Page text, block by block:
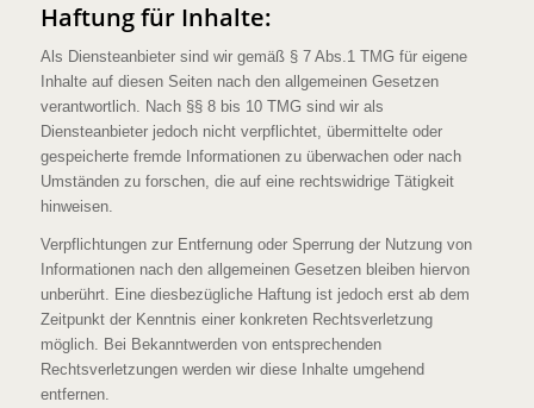
Haftung für Inhalte:
Als Diensteanbieter sind wir gemäß § 7 Abs.1 TMG für eigene
Inhalte auf diesen Seiten nach den allgemeinen Gesetzen
verantwortlich. Nach §§ 8 bis 10 TMG sind wir als
Diensteanbieter jedoch nicht verpflichtet, übermittelte oder
gespeicherte fremde Informationen zu überwachen oder nach
Umständen zu forschen, die auf eine rechtswidrige Tätigkeit
hinweisen.
Verpflichtungen zur Entfernung oder Sperrung der Nutzung von
Informationen nach den allgemeinen Gesetzen bleiben hiervon
unberührt. Eine diesbezügliche Haftung ist jedoch erst ab dem
Zeitpunkt der Kenntnis einer konkreten Rechtsverletzung
möglich. Bei Bekanntwerden von entsprechenden
Rechtsverletzungen werden wir diese Inhalte umgehend
entfernen.